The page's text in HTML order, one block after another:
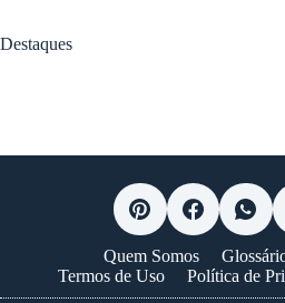
Destaques
Quem Somos
Termos de Uso
Política de